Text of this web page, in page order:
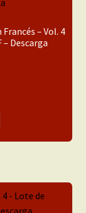
Francés – Vol. 4
Descarga